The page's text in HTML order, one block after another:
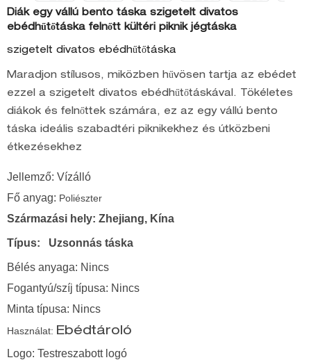
Diák egy vállú bento táska szigetelt divatos
ebédhűtőtáska felnőtt kültéri piknik jégtáska
szigetelt divatos ebédhűtőtáska
Maradjon stílusos, miközben hűvösen tartja az ebédet
ezzel a szigetelt divatos ebédhűtőtáskával. Tökéletes
diákok és felnőttek számára, ez az egy vállú bento
táska ideális szabadtéri piknikekhez és útközbeni
étkezésekhez
Jellemző: Vízálló
Fő anyag: Poliészter
Származási hely: Zhejiang, Kína
Típus: Uzsonnás táska
Bélés anyaga: Nincs
Fogantyú/szíj típusa: Nincs
Minta típusa: Nincs
Használat: Ebédtároló
Logo: Testreszabott logó